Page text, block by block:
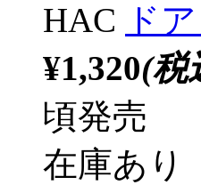
HAC
ド
¥1,320(税
頃発売
在庫あり